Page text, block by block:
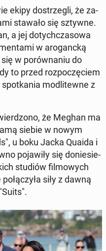
ekipy do­strze­gli, że za­
stawało się sztywne.
a jej do­tych­cza­so­wa
w aro­ganc­ką
w po­rów­na­niu do
to przed roz­po­czę­ciem
mo­dli­tew­ne z
że Meghan ma
siebie w nowym
u boku Jacka Quaida i
po­ja­wi­ły się do­nie­sie­
studiów fil­mo­wych
siły z dawną